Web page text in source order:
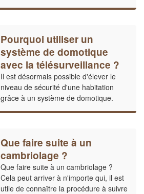
Pourquoi utiliser un
système de domotique
avec la télésurveillance ?
Il est désormais possible d'élever le
niveau de sécurité d'une habitation
grâce à un système de domotique.
Que faire suite à un
cambriolage ?
Que faire suite à un cambriolage ?
Cela peut arriver à n'importe qui, il est
utile de connaître la procédure à suivre